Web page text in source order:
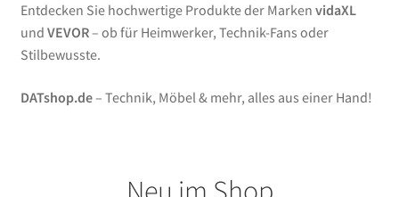
Entdecken Sie hochwertige Produkte der Marken vidaXL
und VEVOR– ob für Heimwerker, Technik-Fans oder
Stilbewusste.
DATshop.de– Technik, Möbel & mehr, alles aus einer Hand!